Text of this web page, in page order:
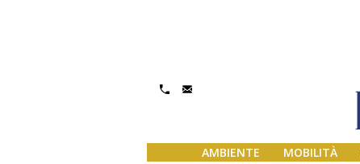
AMBIENTE MOBILITÀ